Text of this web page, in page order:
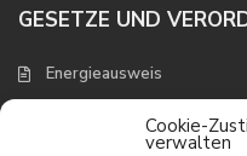
Cookie-
verwalten
GESETZE UND
Energieausweis